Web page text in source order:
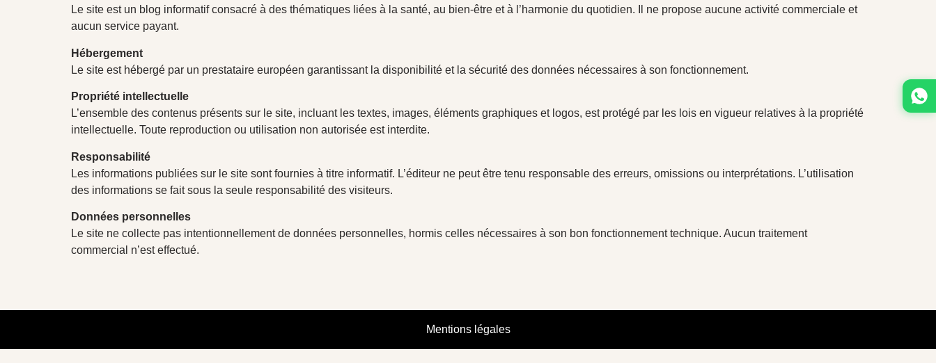
Le site est un blog informatif consacré à des thématiques liées à la santé, au bien-être et à l’harmonie du quotidien. Il ne propose aucune activité commerciale et
aucun service payant.
Hébergement
Le site est hébergé par un prestataire européen garantissant la disponibilité et la sécurité des données nécessaires à son fonctionnement.
Propriété intellectuelle
L’ensemble des contenus présents sur le site, incluant les textes, images, éléments graphiques et logos, est protégé par les lois en vigueur relatives à la propriété
intellectuelle. Toute reproduction ou utilisation non autorisée est interdite.
Responsabilité
Les informations publiées sur le site sont fournies à titre informatif. L’éditeur ne peut être tenu responsable des erreurs, omissions ou interprétations. L’utilisation
des informations se fait sous la seule responsabilité des visiteurs.
Données personnelles
Le site ne collecte pas intentionnellement de données personnelles, hormis celles nécessaires à son bon fonctionnement technique. Aucun traitement
commercial n’est effectué.
Mentions légales